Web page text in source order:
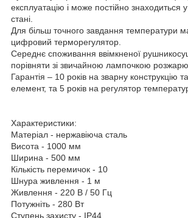
експлуатацію і може постійно знаходиться
стані.
Для більш точного завдання температури
цифровий терморегулятор.
Середнє споживання ввімкненої
порівняти зі звичайною лампочкою
Гарантія – 10 рокiв на зварну конструкцію
елемент, та 5 років на регулятор
Характеристики:
Матеріал - нержавіюча сталь
Висота - 1000 мм
Ширина - 500 мм
Кількість перемичок - 10
Шнура живлення - 1 м
Живлення - 220 В / 50 Гц
Потужніть - 280 Вт
Ступень захисту - ІР44